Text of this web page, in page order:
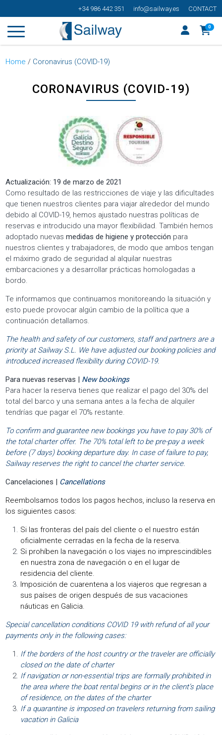
+34 986 442 351 info@sailway.es CONTACT
0
Home / Coronavirus (COVID-19)
CORONAVIRUS (COVID-19)
Actualización: 19 de marzo de 2021
Como resultado de las restricciones de viaje y las dificultades
que tienen nuestros clientes para viajar alrededor del mundo
debido al COVID-19, hemos ajustado nuestras políticas de
reservas e introducido una mayor flexibilidad. También hemos
adoptado nuevasmedidas de higiene y protección para
nuestros clientes y trabajadores, de modo que ambos tengan
el máximo grado de seguridad al alquilar nuestras
embarcaciones y a desarrollar prácticas homologadas a
bordo.
Te informamos que continuamos monitoreando la situación y
esto puede provocar algún cambio de la política que a
continuación detallamos.
The health and safety of our customers, staff and partners are a
priority at Sailway S.L. We have adjusted our booking policies and
introduced increased flexibility during COVID-19.
Para nuevas reservas | New bookings
Para hacer la reserva tienes que realizar el pago del 30% del
total del barco y una semana antes a la fecha de alquiler
tendrías que pagar el 70% restante.
To confirm and guarantee new bookings you have to pay 30% of
the total charter offer. The 70% total left to be pre-pay a week
before (7 days) booking departure day. In case of failure to pay,
Sailway reserves the right to cancel the charter service.
Cancelaciones | Cancellations
Reembolsamos todos los pagos hechos, incluso la reserva en
los siguientes casos:
Si las fronteras del país del cliente o el nuestro están
oficialmente cerradas en la fecha de la reserva.
Si prohíben la navegación o los viajes no imprescindibles
en nuestra zona de navegación o en el lugar de
residencia del cliente.
Imposición de cuarentena a los viajeros que regresan a
sus países de origen después de sus vacaciones
náuticas en Galicia.
Special cancellation conditions COVID 19 with refund of all your
payments only in the following cases:
If the borders of the host country or the traveler are officially
closed on the date of charter
If navigation or non-essential trips are formally prohibited in
the area where the boat rental begins or in the client’s place
of residence, on the dates of the charter
If a quarantine is imposed on travelers returning from sailing
vacation in Galicia